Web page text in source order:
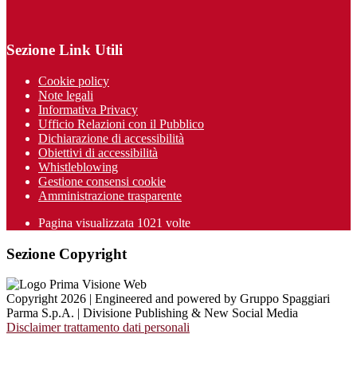
Sezione Link Utili
Cookie policy
Note legali
Informativa Privacy
Ufficio Relazioni con il Pubblico
Dichiarazione di accessibilità
Obiettivi di accessibilità
Whistleblowing
Gestione consensi cookie
Amministrazione trasparente
Pagina visualizzata 1021 volte
Sezione Copyright
Copyright 2026 | Engineered and powered by Gruppo Spaggiari
Parma S.p.A. | Divisione Publishing & New Social Media
Disclaimer trattamento dati personali